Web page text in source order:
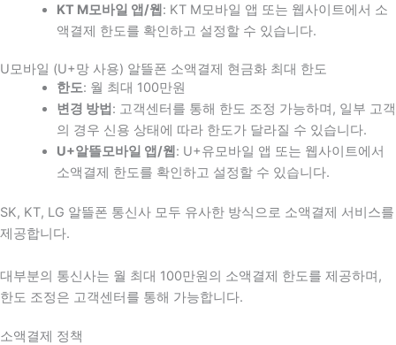
KT M모바일 앱/웹 : KT M모바일 앱 또는 웹사이트에서 소
액결제 한도를 확인하고 설정할 수 있습니다.
U모바일 (U+망 사용) 알뜰폰 소액결제 현금화 최대 한도
한도: 월 최대 100만원
변경 방법 : 고객센터를 통해 한도 조정 가능하며, 일부 고객
의 경우 신용 상태에 따라 한도가 달라질 수 있습니다.
U+알뜰모바일 앱/웹 : U+유모바일 앱 또는 웹사이트에서
소액결제 한도를 확인하고 설정할 수 있습니다.
SK, KT, LG 알뜰폰 통신사 모두 유사한 방식으로 소액결제 서비스를
제공합니다.
대부분의 통신사는 월 최대 100만원의 소액결제 한도를 제공하며,
한도 조정은 고객센터를 통해 가능합니다.
소액결제 정책